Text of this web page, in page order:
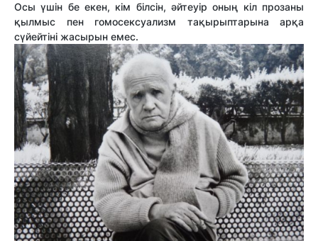
Осы үшін бе екен, кім білсін, әйтеуір оның кіл прозаны
қылмыс пен гомосексуализм тақырыптарына арқа
сүйейтіні жасырын емес.